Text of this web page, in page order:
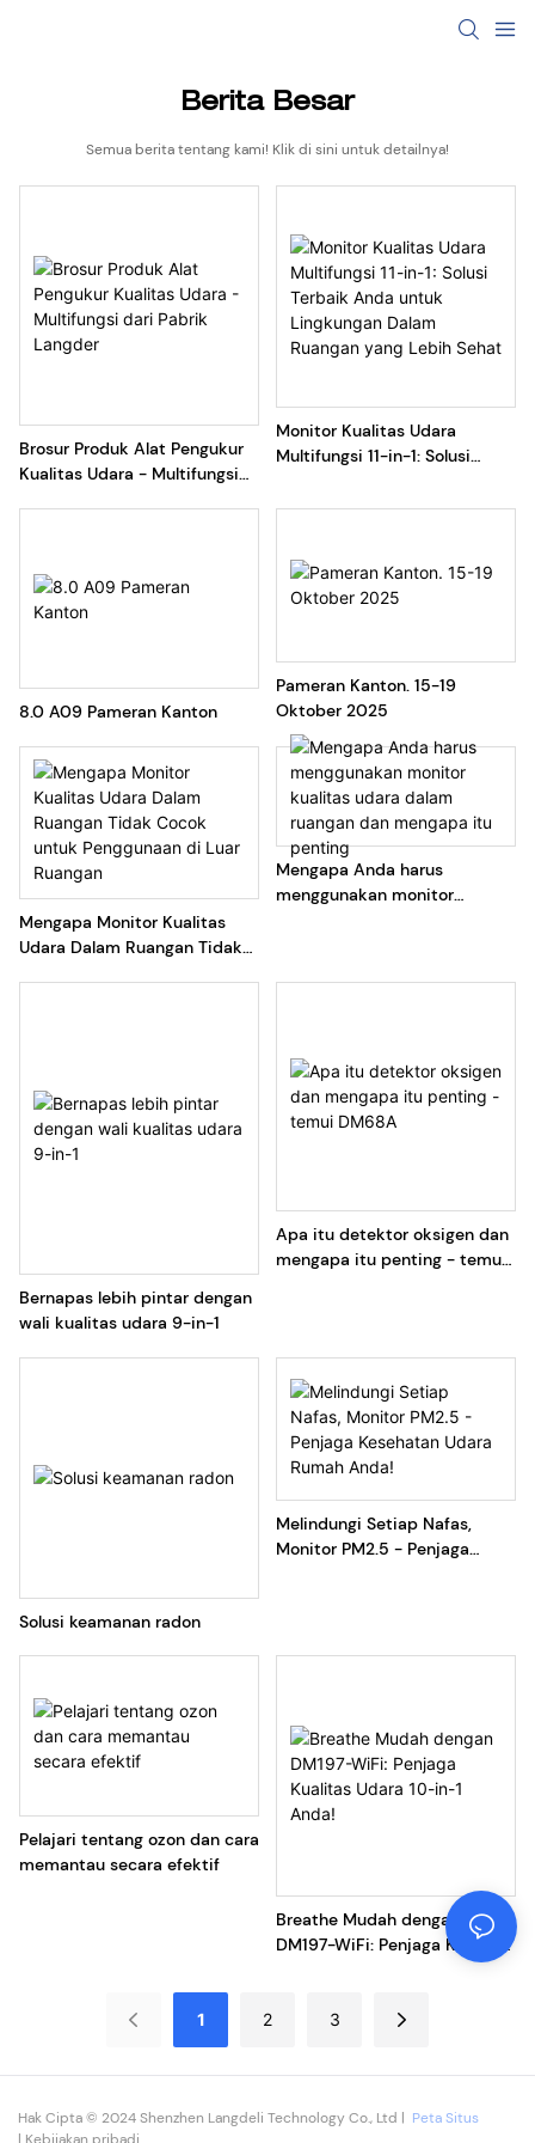
Berita Besar
Semua berita tentang kami! Klik di sini untuk detailnya!
Brosur Produk Alat Pengukur
Kualitas Udara - Multifungsi
Monitor Kualitas Udara
Multifungsi 11-in-1: Solusi
Lingkungan Dalam Ruangan
8.0 A09 Pameran Kanton
Pameran Kanton. 15-19
Oktober 2025
Mengapa Monitor Kualitas
Udara Dalam Ruangan Tidak
Mengapa Anda harus
menggunakan monitor
Bernapas lebih pintar dengan
wali kualitas udara 9-in-1
Apa itu detektor oksigen dan
mengapa itu penting - temui
Solusi keamanan radon
Melindungi Setiap Nafas,
Monitor PM2.5 - Penjaga
Pelajari tentang ozon dan cara
memantau secara efektif
‌Breathe Mudah dengan
DM197-WiFi: Penjaga Kualitas
1 2 3
Hak Cipta © 2024 Shenzhen Langdeli Technology Co., Ltd | Peta Situs